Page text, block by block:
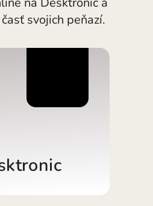
SI TO ZADARMO
svojich peňazí.